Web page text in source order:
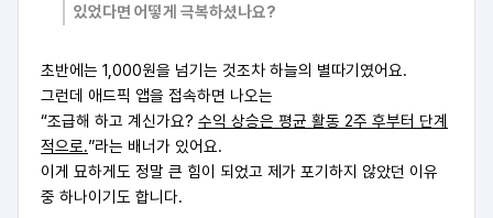
있었다면 어떻게 극복하셨나요?
초반에는 1,000원을 넘기는 것조차 하늘의 별따기였어요.
그런데 애드픽 앱을 접속하면 나오는
“조급해 하고 계신가요? 수익 상승은 평균 활동 2주 후부터 단계
적으로.”라는 배너가 있어요.
이게 묘하게도 정말 큰 힘이 되었고 제가 포기하지 않았던 이유
중 하나이기도 합니다.